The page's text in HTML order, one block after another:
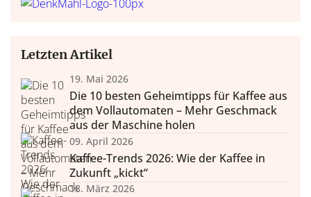
Letzten Artikel
19. Mai 2026
Die 10 besten Geheimtipps für Kaffee aus
dem Vollautomaten – Mehr Geschmack
aus der Maschine holen
09. April 2026
Kaffee-Trends 2026: Wie der Kaffee in
Zukunft „kickt“
18. März 2026